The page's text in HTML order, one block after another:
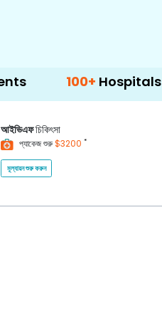
100+ Hospitals & Clinics
আইভিএফচিকিৎসা
প্যাকেজ শুরু$3200 *
মূল্যায়ন শুরু করুন